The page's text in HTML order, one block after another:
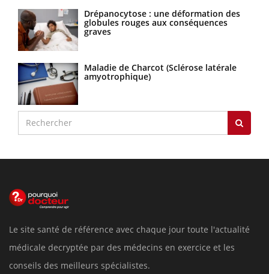
Drépanocytose : une déformation des
globules rouges aux conséquences
graves
Maladie de Charcot (Sclérose latérale
amyotrophique)
Le site santé de référence avec chaque jour toute l'actualité
médicale decryptée par des médecins en exercice et les
conseils des meilleurs spécialistes.